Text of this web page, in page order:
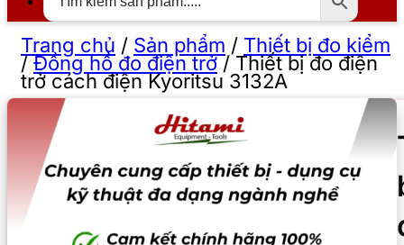
Trang chủ / Sản phẩm / Thiết bị đo kiểm
/Đồng hồ đo điện trở/Thiết bị đo điện
trở cách điện Kyoritsu 3132A